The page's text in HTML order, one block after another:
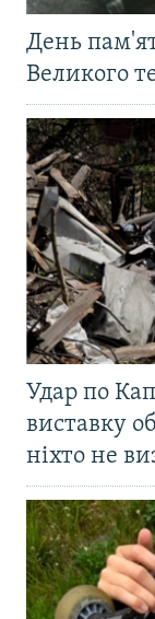
День
Великого
Удар по
виставку
ніхто не